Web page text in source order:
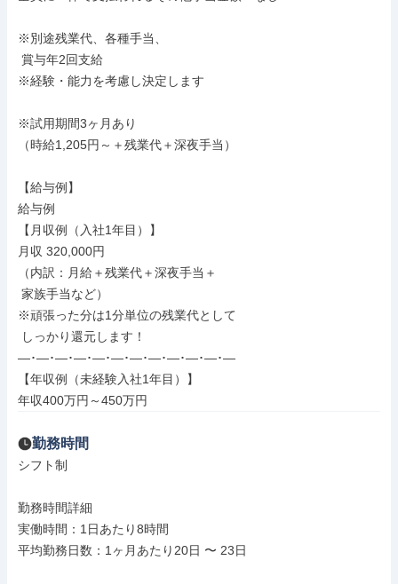
※別途残業代、各種手当、
※経験・能力を考慮し決定します
※試用期間3ヶ月あり
（時給1,205円～＋残業代＋深夜手当）
【給与例】
給与例
【月収例（入社1年目）】
月収 320,000円
（内訳：月給＋残業代＋深夜手当＋
※頑張った分は1分単位の残業代として
―･―･―･―･―･―･―･―･―･―･―･―
【年収例（未経験入社1年目）】
年収400万円～450万円
勤務時間
シフト制
勤務時間詳細
実働時間：1日あたり8時間
平均勤務日数：1ヶ月あたり20日 〜 23日